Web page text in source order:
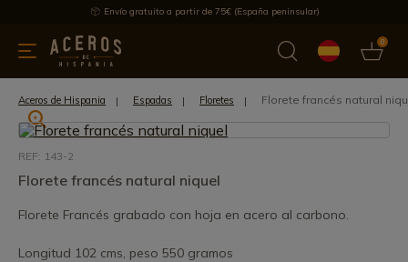
Envío gratuito a partir de 75€ (España peninsular)
0
menaje Ofertas Ultimas novedades Los más vendidos
Aceros de Hispania Espadas Floretes Florete francés natural
REF: 143-2
Florete francés natural niquel
Florete Francés grabado con hoja en acero al carbono.
Longitud 102 cms, peso 550 gramos